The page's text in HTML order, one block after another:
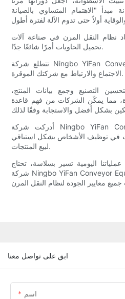
"الاهتمام المتساوي بالصيانة
نظام النقل المرن في صناعة آلات
تحميل الحاويات أمرًا شائعًا جدًا.
تتطلع شركة Ningbo YiFan Conveyor Equipment Co.Ltd إلى
الاجتماع والارتباط مع شركتك الموقرة.
التصنيع وجمع بيانات المنتج،
مما يمكّن الشركات من فهم قاعدة
أدركت شركة Ningbo YiFan Conveyor Equipment Co.,Ltd
في توظيف الأشخاص بشكل استباقي
لبيع المنتجات.
اليومية تسير بسلاسة، تحتاج
شركة Ningbo YiFan Conveyor Equipment Co.Ltd إلى التأكد من
ابق على تواصل معنا
اسم